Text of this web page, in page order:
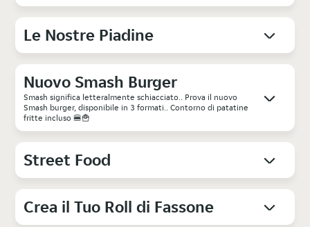
Le Nostre Piadine
Nuovo Smash Burger
Smash significa letteralmente schiacciato.. Prova il nuovo
Smash burger, disponibile in 3 formati.. Contorno di patatine
fritte incluso 🍔🍟
Street Food
Crea il Tuo Roll di Fassone